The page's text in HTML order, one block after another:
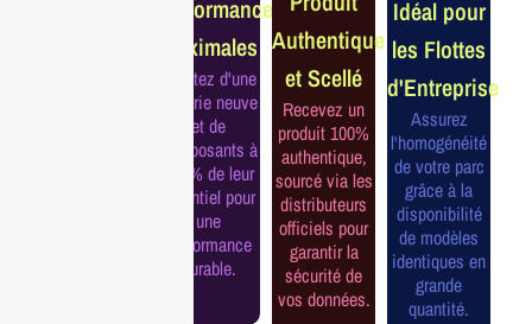
Performance
Maximales
Profitez d'une
batterie neuve
et de
composants à
100% de leur
potentiel pour
une
performance
durable.
Authentique
et Scellé
Recevez un
produit 100%
authentique,
sourcé via les
distributeurs
officiels pour
garantir la
sécurité de
vos données.
Idéal pour
les Flottes
d'Entreprise
Assurez
l'homogénéité
de votre parc
grâce à la
disponibilité
de modèles
identiques en
grande
quantité.